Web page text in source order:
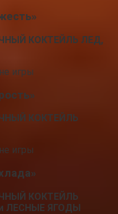
КОКТЕЙЛЬ ЛЕД,
игры
КОКТЕЙЛЬ
игры
КОКТЕЙЛЬ
ЛЕСНЫЕ ЯГОДЫ